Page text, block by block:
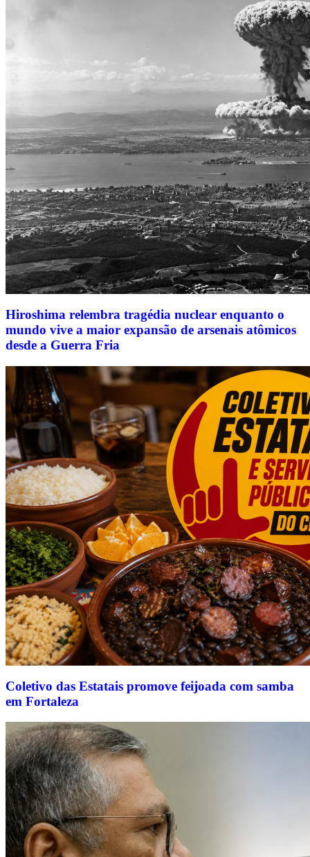
Hiroshima relembra tragédia nuclear enquanto o
mundo vive a maior expansão de arsenais atômicos
desde a Guerra Fria
Coletivo das Estatais promove feijoada com samba
em Fortaleza